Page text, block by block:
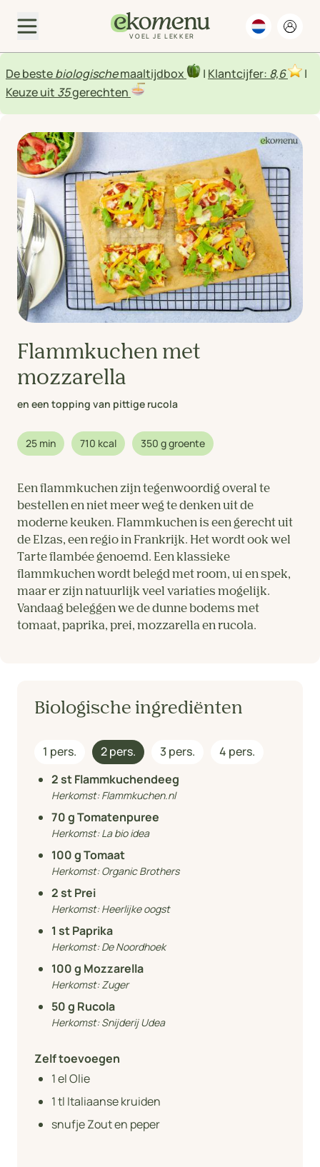
VOEL JE LEKKER
De bestebiologischemaaltijdbox | Klantcijfer: 8,6
|
Keuze uit 35gerechten
Flammkuchen met
mozzarella
en een topping van pittige rucola
25 min 710 kcal 350 g groente
Een flammkuchen zijn tegenwoordig overal te
bestellen en niet meer weg te denken uit de
moderne keuken. Flammkuchen is een gerecht uit
de Elzas, een regio in Frankrijk. Het wordt ook wel
Tarte flambée genoemd. Een klassieke
flammkuchen wordt belegd met room, ui en spek,
maar er zijn natuurlijk veel variaties mogelijk.
Vandaag beleggen we de dunne bodems met
tomaat, paprika, prei, mozzarella en rucola.
Biologische ingrediënten
1 pers. 2 pers. 3 pers.
4 pers.
2st Flammkuchendeeg
Herkomst:Flammkuchen.nl
70g Tomatenpuree
Herkomst:La bio idea
100g Tomaat
Herkomst:Organic Brothers
2st Prei
Herkomst:Heerlijke oogst
1 st Paprika
Herkomst:De Noordhoek
100g Mozzarella
Herkomst:Zuger
50g Rucola
Herkomst:Snijderij Udea
Zelf toevoegen
1el Olie
1tl Italiaanse kruiden
snufje Zout en peper